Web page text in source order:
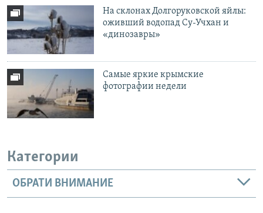
На склонах Долгоруковской яйлы:
оживший водопад Су-Учхан и
«динозавры»
Самые яркие крымские
фотографии недели
Категории
ОБРАТИ ВНИМАНИЕ